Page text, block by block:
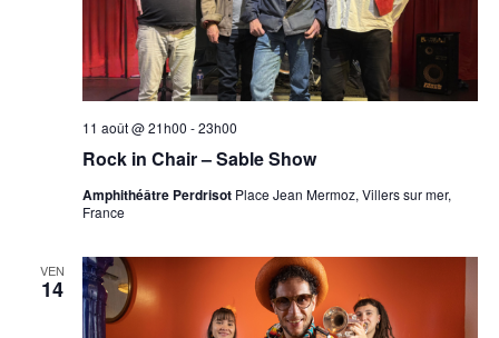
Rock in Chair – Sable Show
11 août @ 21h00 -23h00
Amphithéâtre Perdrisot Place Jean Mermoz, Villers sur mer,
France
VEN
14